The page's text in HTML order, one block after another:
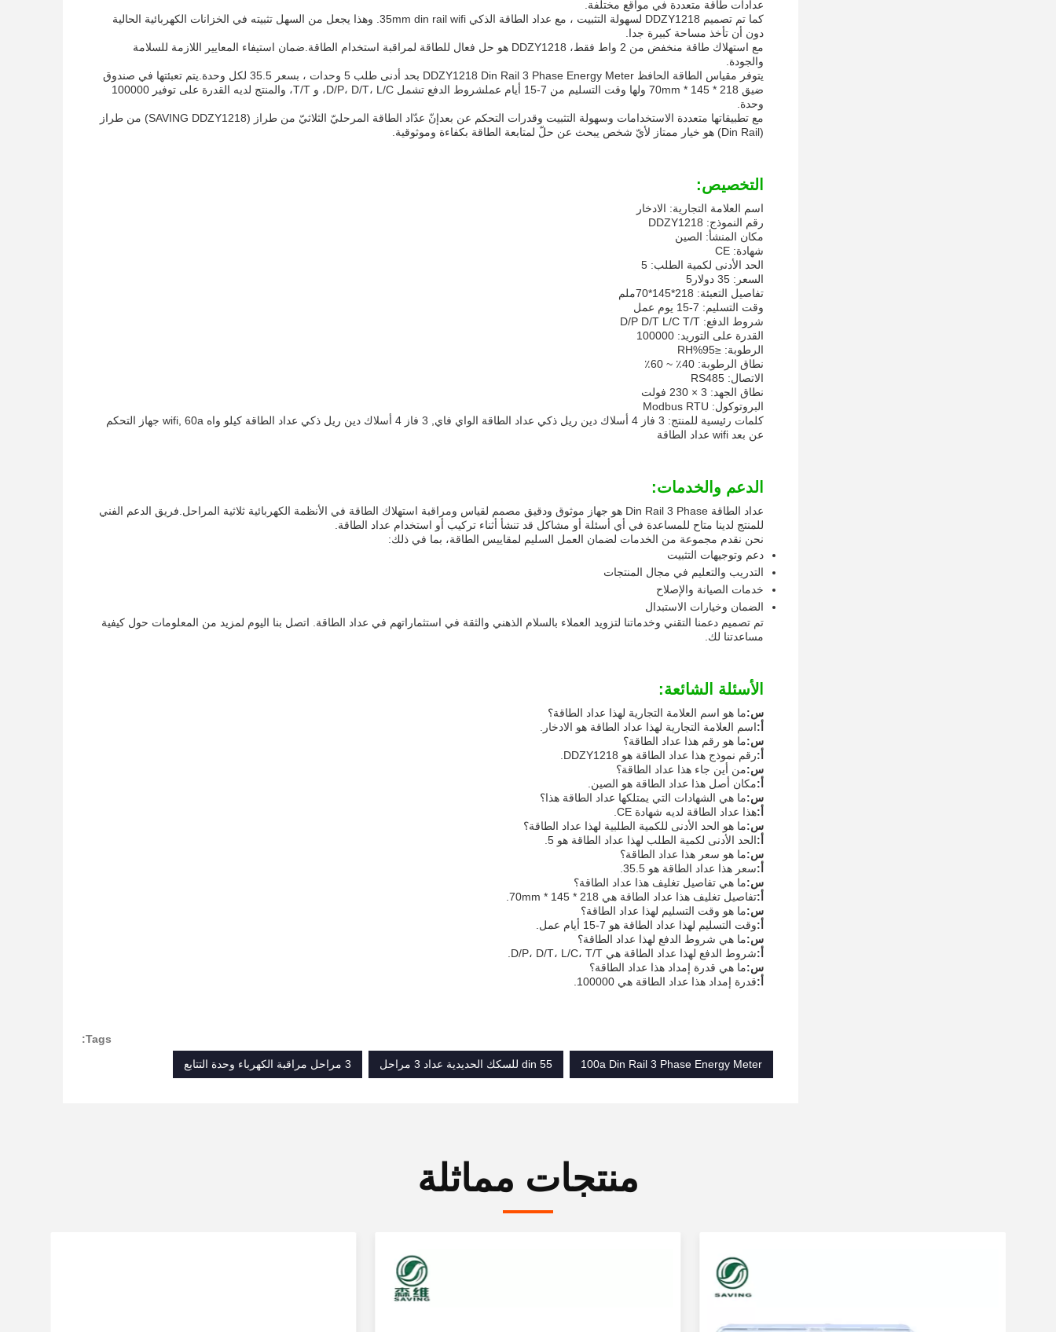
عدادات طاقة متعددة في مواقع مختلفة.
كما تم تصميم DDZY1218 لسهولة التثبيت ، مع عداد الطاقة الذكي 35mm din rail wifi. وهذا يجعل من السهل تثبيته في الخزانات الكهربائية الحالية
دون أن تأخذ مساحة كبيرة جدا.
مع استهلاك طاقة منخفض من 2 واط فقط، DDZY1218 هو حل فعال للطاقة لمراقبة استخدام الطاقة.ضمان استيفاء المعايير اللازمة للسلامة
والجودة.
يتوفر مقياس الطاقة الحافظ DDZY1218 Din Rail 3 Phase Energy Meter بحد أدنى طلب 5 وحدات ، بسعر 35.5 لكل وحدة.يتم تعبئتها في صندوق
ضيق 218 * 145 * 70mm ولها وقت التسليم من 7-15 أيام عملشروط الدفع تشمل D/P، D/T، L/C، و T/T، والمنتج لديه القدرة على توفير 100000
وحدة.
مع تطبيقاتها متعددة الاستخدامات وسهولة التثبيت وقدرات التحكم عن بعدإنّ عدّاد الطاقة المرحليّ الثلاثيّ من طراز (SAVING DDZY1218) من طراز
(Din Rail) هو خيار ممتاز لأيّ شخص يبحث عن حلّ لمتابعة الطاقة بكفاءة وموثوقية.
التخصيص:
اسم العلامة التجارية: الادخار
رقم النموذج: DDZY1218
مكان المنشأ: الصين
شهادة: CE
الحد الأدنى لكمية الطلب: 5
السعر: 35 دولار5
تفاصيل التعبئة: 218*145*70ملم
وقت التسليم: 7-15 يوم عمل
شروط الدفع: D/P D/T L/C T/T
القدرة على التوريد: 100000
الرطوبة: ≤95%RH
نطاق الرطوبة: 40٪ ~ 60٪
الاتصال: RS485
نطاق الجهد: 3 × 230 فولت
البروتوكول: Modbus RTU
كلمات رئيسية للمنتج: 3 فاز 4 أسلاك دين ريل ذكي عداد الطاقة الواي فاي, 3 فاز 4 أسلاك دين ريل ذكي عداد الطاقة كيلو واه wifi, 60a جهاز التحكم
عن بعد wifi عداد الطاقة
الدعم والخدمات:
عداد الطاقة Din Rail 3 Phase هو جهاز موثوق ودقيق مصمم لقياس ومراقبة استهلاك الطاقة في الأنظمة الكهربائية ثلاثية المراحل.فريق الدعم الفني
للمنتج لدينا متاح للمساعدة في أي أسئلة أو مشاكل قد تنشأ أثناء تركيب أو استخدام عداد الطاقة.
نحن نقدم مجموعة من الخدمات لضمان العمل السليم لمقاييس الطاقة، بما في ذلك:
دعم وتوجيهات التثبيت
التدريب والتعليم في مجال المنتجات
خدمات الصيانة والإصلاح
الضمان وخيارات الاستبدال
تم تصميم دعمنا التقني وخدماتنا لتزويد العملاء بالسلام الذهني والثقة في استثماراتهم في عداد الطاقة. اتصل بنا اليوم لمزيد من المعلومات حول كيفية
مساعدتنا لك.
الأسئلة الشائعة:
س:ما هو اسم العلامة التجارية لهذا عداد الطاقة؟
أ:اسم العلامة التجارية لهذا عداد الطاقة هو الادخار.
س:ما هو رقم هذا عداد الطاقة؟
أ:رقم نموذج هذا عداد الطاقة هو DDZY1218.
س:من أين جاء هذا عداد الطاقة؟
أ:مكان أصل هذا عداد الطاقة هو الصين.
س:ما هي الشهادات التي يمتلكها عداد الطاقة هذا؟
أ:هذا عداد الطاقة لديه شهادة CE.
س:ما هو الحد الأدنى للكمية الطلبية لهذا عداد الطاقة؟
أ:الحد الأدنى لكمية الطلب لهذا عداد الطاقة هو 5.
س:ما هو سعر هذا عداد الطاقة؟
أ:سعر هذا عداد الطاقة هو 35.5.
س:ما هي تفاصيل تغليف هذا عداد الطاقة؟
أ:تفاصيل تغليف هذا عداد الطاقة هي 218 * 145 * 70mm.
س:ما هو وقت التسليم لهذا عداد الطاقة؟
أ:وقت التسليم لهذا عداد الطاقة هو 7-15 أيام عمل.
س:ما هي شروط الدفع لهذا عداد الطاقة؟
أ:شروط الدفع لهذا عداد الطاقة هي D/P، D/T، L/C، T/T.
س:ما هي قدرة إمداد هذا عداد الطاقة؟
أ:قدرة إمداد هذا عداد الطاقة هي 100000.
Tags:
100a Din Rail 3 Phase Energy Meter
55 din للسكك الحديدية عداد 3 مراحل 3 مراحل مراقبة الكهرباء وحدة التتابع
منتجات مماثلة